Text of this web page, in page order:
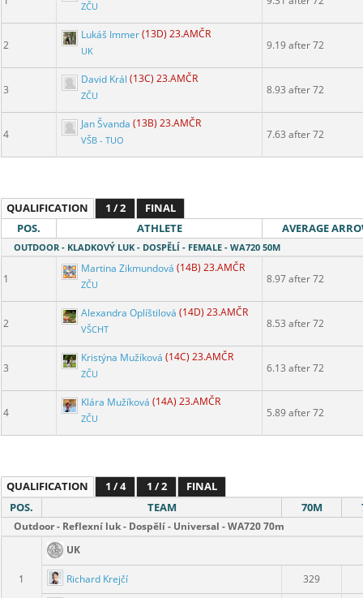
ZČU
2
Lukáš Immer(13D) 23.AMČR
UK 9.19 after 72
3
David Král (13C) 23.AMČR
ZČU 8.93 after 72
4
Jan Švanda (13B) 23.AMČR
VŠB - TUO 7.63 after 72
QUALIFICATION 1 / 2
FINAL
POS.
ATHLETE AVERAGE
OUTDOOR - KLADKOVÝ LUK - DOSPĚLÍ - FEMALE - WA720 50M
1
Martina Zikmundová (14B) 23.AMČR
ZČU 8.97 after 72
2
Alexandra Oplíštilová (14D) 23.AMČR
VŠCHT 8.53 after 72
3
Kristýna Mužíková (14C) 23.AMČR
ZČU 6.13 after 72
4
Klára Mužíková (14A) 23.AMČR
ZČU 5.89 after 72
QUALIFICATION 1 / 4 1 / 2
FINAL
POS.
TEAM 70M
Outdoor - Reflexní luk - Dospělí - Universal - WA720 70m
1
UK
Richard Krejčí
329